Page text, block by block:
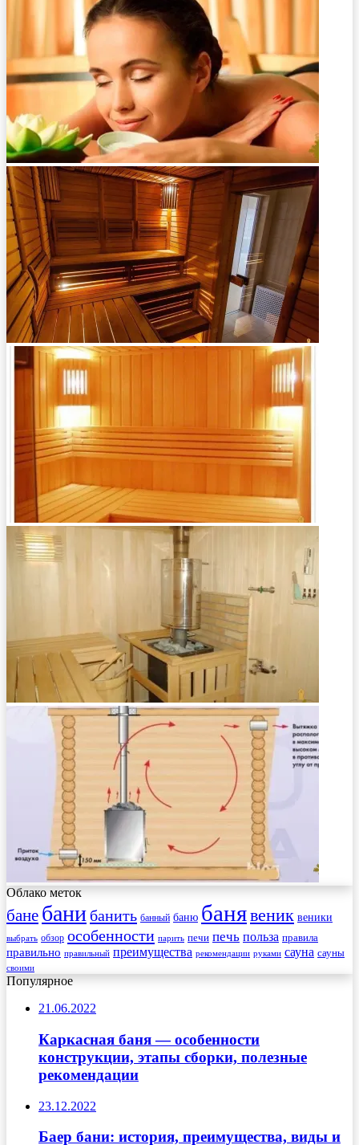
Облако меток
бане бани банить банный баню банявеник веники
выбрать обзор особенности парить печи печь польза правила
правильно правильный преимущества рекомендации руками сауна сауны
своими
Популярное
21.06.2022
Каркасная баня — особенности
конструкции, этапы сборки, полезные
рекомендации
23.12.2022
Баер бани: история, преимущества, виды и